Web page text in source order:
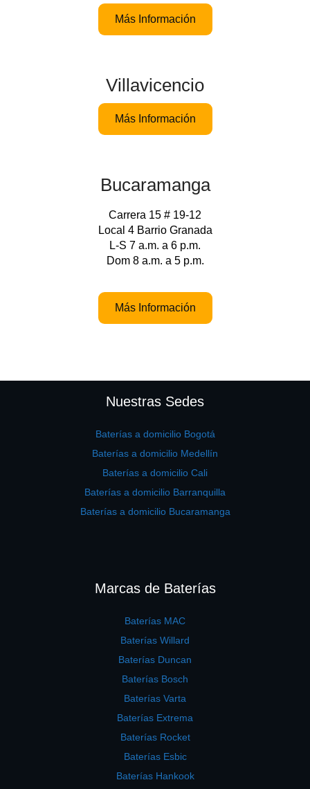
Más Información
Villavicencio
Más Información
Bucaramanga
Carrera 15 # 19-12
Local 4 Barrio Granada
L-S 7 a.m. a 6 p.m.
Dom 8 a.m. a 5 p.m.
Más Información
Nuestras Sedes
Baterías a domicilio Bogotá
Baterías a domicilio Medellín
Baterías a domicilio Cali
Baterías a domicilio Barranquilla
Baterías a domicilio Bucaramanga
Marcas de Baterías
Baterías MAC
Baterías Willard
Baterías Duncan
Baterías Bosch
Baterías Varta
Baterías Extrema
Baterías Rocket
Baterías Esbic
Baterías Hankook